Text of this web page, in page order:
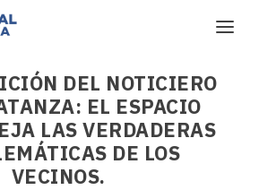
DEL NOTICIERO
EL ESPACIO
LAS VERDADERAS
DE LOS
VECINOS.